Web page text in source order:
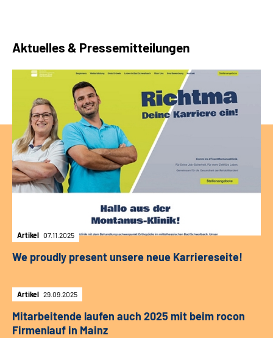
Aktuelles & Pressemitteilungen
Artikel 07.11.2025
We proudly present unsere neue Karriereseite!
Artikel 29.09.2025
Mitarbeitende laufen auch 2025 mit beim rocon
Firmenlauf in Mainz